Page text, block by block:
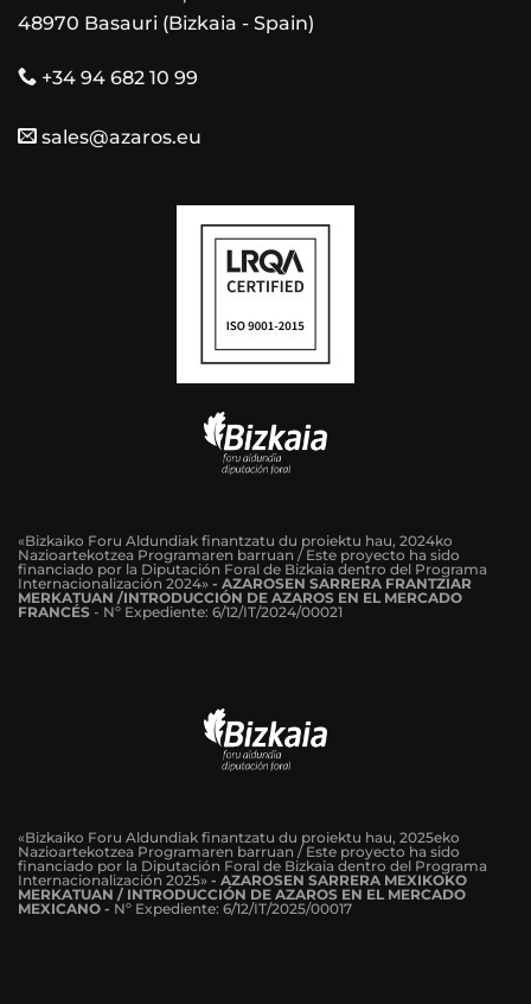
48970 Basauri (Bizkaia - Spain)
+34 94 682 10 99
sales@azaros.eu
«Bizkaiko Foru Aldundiak finantzatu du proiektu hau, 2024ko
Nazioartekotzea Programaren barruan / Este proyecto ha sido
financiado por la Diputación Foral de Bizkaia dentro del Programa
Internacionalización 2024» - AZAROSEN SARRERA FRANTZIAR
MERKATUAN /INTRODUCCIÓN DE AZAROS EN EL MERCADO
FRANCÉS - Nº Expediente: 6/12/IT/2024/00021
«Bizkaiko Foru Aldundiak finantzatu du proiektu hau, 2025eko
Nazioartekotzea Programaren barruan / Este proyecto ha sido
financiado por la Diputación Foral de Bizkaia dentro del Programa
Internacionalización 2025» - AZAROSEN SARRERA MEXIKOKO
MERKATUAN / INTRODUCCIÓN DE AZAROS EN EL MERCADO
MEXICANO - Nº Expediente: 6/12/IT/2025/00017